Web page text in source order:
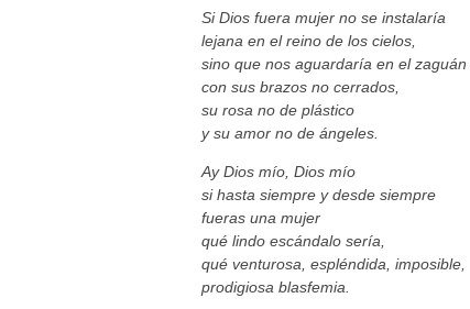
Si Dios fuera mujer no se instalaría
lejana en el reino de los cielos,
sino que nos aguardaría en el zaguán
con sus brazos no cerrados,
su rosa no de plástico
y su amor no de ángeles.
Ay Dios mío, Dios mío
si hasta siempre y desde siempre
fueras una mujer
qué lindo escándalo sería,
qué venturosa, espléndida, imposible,
prodigiosa blasfemia.